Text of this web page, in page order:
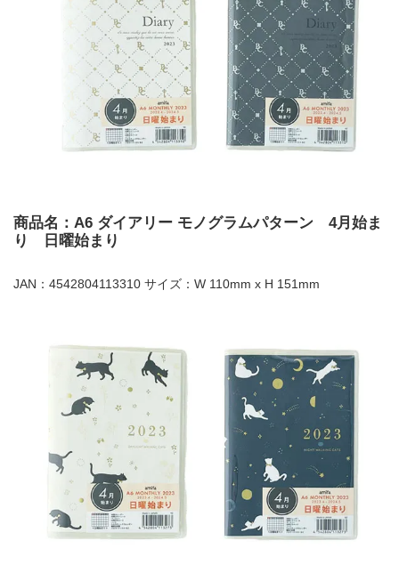
商品名：A6 ダイアリー モノグラムパターン 4月始ま
り 日曜始まり
JAN：4542804113310 サイズ：W 110mm x H 151mm